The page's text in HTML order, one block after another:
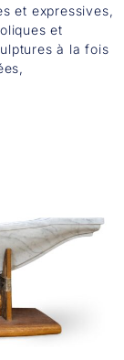
et expressives,
et
à la fois